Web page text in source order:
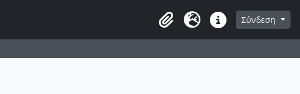
ClipboardΓλώσσαΣυντομεύσεις
Σύνδεση